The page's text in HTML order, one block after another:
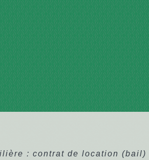
: contrat de location (bail)